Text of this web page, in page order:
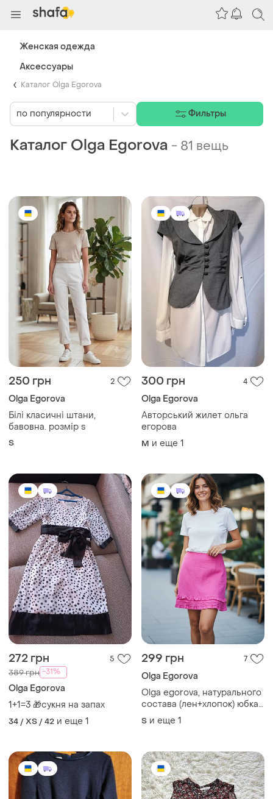
Каталог Olga Egorova
Каталог Olga Egorova - 81 вещь
250 грн 2
Olga Egorova
Білі класичні штани,
бавовна. розмір s
S
300 грн 4
Olga Egorova
Авторський жилет ольга
егорова
M и еще 1
272 грн 5
389 грн -31%
Olga Egorova
1+1=3 🎁сукня на запах
34 / XS / 42 и еще 1
299 грн 7
Olga Egorova
Olga egorova, натурального
состава (лен+хлопок) юбка
от украинского дизайнера
S и еще 1
по популярности Фильтры
Женская одежда
Аксессуары